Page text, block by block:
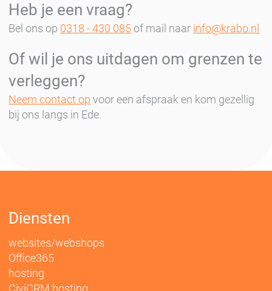
Heb je een vraag?
Bel ons op 0318 - 430 085 of mail naar info@krabo.nl
Of wil je ons uitdagen om grenzen te
verleggen?
Neem contact op voor een afspraak en kom gezellig
bij ons langs in Ede.
Diensten
websites/webshops
Office365
hosting
CiviCRM hosting